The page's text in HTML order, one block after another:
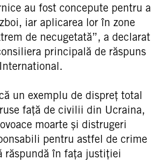
au fost concepute pentru a
iar aplicarea lor în zone
de necugetată”, a declarat
principală de răspuns
un exemplu de dispreț total
față de civilii din Ucraina,
moarte și distrugeri
pentru astfel de crime
răspundă în fața justiției